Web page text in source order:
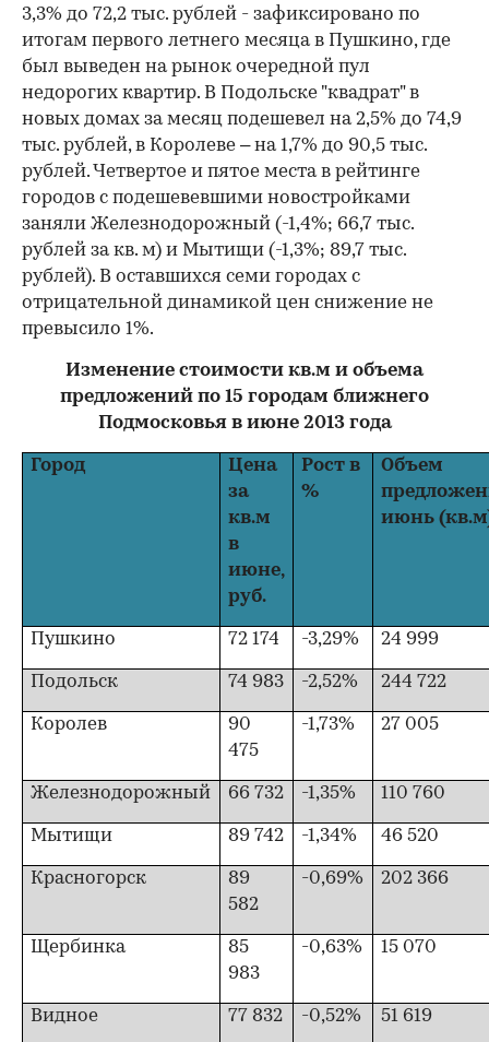
3,3% до 72,2 тыс. рублей - зафиксировано по
итогам первого летнего месяца в Пушкино, где
был выведен на рынок очередной пул
недорогих квартир. В Подольске "квадрат" в
новых домах за месяц подешевел на 2,5% до 74,9
тыс. рублей, в Королеве – на 1,7% до 90,5 тыс.
рублей. Четвертое и пятое места в рейтинге
городов с подешевевшими новостройками
заняли Железнодорожный (-1,4%; 66,7 тыс.
рублей за кв. м) и Мытищи (-1,3%; 89,7 тыс.
рублей). В оставшихся семи городах с
отрицательной динамикой цен снижение не
превысило 1%.
Изменение стоимости кв.м и объема
предложений по 15 городам ближнего
Подмосковья в июне 2013 года
Город
Цена
за
кв.м
в
июне,
руб.
Рост в
%
Объем
июнь
Пушкино 72 174 -3,29% 24 999
Подольск 74 983 -2,52% 244 722
Королев
90
475
-1,73% 27 005
Железнодорожный 66 732 -1,35% 110 760
Мытищи 89 742 -1,34% 46 520
Красногорск
89
582
-0,69% 202 366
Щербинка
85
983
-0,63% 15 070
Видное 77 832 -0,52% 51 619